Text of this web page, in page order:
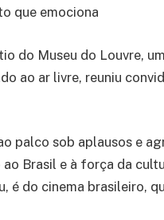
que emociona
do Museu do Louvre,
ao ar livre, reuniu
palco sob aplausos e
Brasil e à força da
é do cinema brasileiro,